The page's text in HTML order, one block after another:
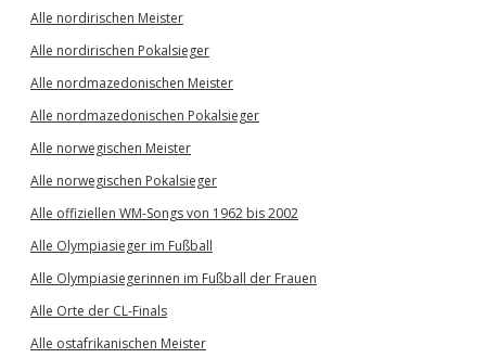
Alle nordirischen Meister
Alle nordirischen Pokalsieger
Alle nordmazedonischen Meister
Alle nordmazedonischen Pokalsieger
Alle norwegischen Meister
Alle norwegischen Pokalsieger
Alle offiziellen WM-Songs von 1962 bis 2002
Alle Olympiasieger im Fußball
Alle Olympiasiegerinnen im Fußball der Frauen
Alle Orte der CL-Finals
Alle ostafrikanischen Meister